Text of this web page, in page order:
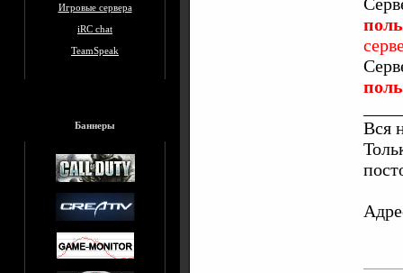
Игровые сервера
iRC chat
TeamSpeak
Баннеры
Вся